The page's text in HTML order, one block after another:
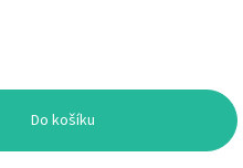
Do košíku